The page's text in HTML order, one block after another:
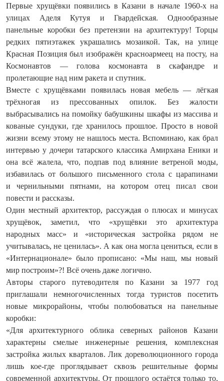
Первые хрущёвки появились в Казани в начале 1960-х на
улицах Аделя Кутуя и Гвардейская. Однообразные
панельные коробки без претензии на архитектуру! Торцы
редких пятиэтажек украшались мозаикой. Так, на улице
Красная Позиция был изображён красноармеец на посту, на
Космонавтов — голова космонавта в скафандре и
пролетающие над ним ракета и спутник.
Вместе с хрущёвками появилась новая мебель — лёгкая
трёхногая из прессованных опилок. Без жалости
выбрасывались на помойку бабушкины шкафы из массива и
кованые сундуки, где хранилось прошлое. Просто в новой
жизни всему этому не нашлось места. Вспоминаю, как брал
интервью у дочери татарского классика Амирхана Еники и
она всё жалела, что, подпав под влияние ветреной моды,
избавилась от большого письменного стола с царапинами
и чернильными пятнами, на котором отец писал свои
повести и рассказы.
Один местный архитектор, рассуждая о плюсах и минусах
хрущёвок, заметил, что «хрущёвки это архитектура
народных масс» и «историческая застройка рядом не
учитывалась, не ценилась». А как она могла цениться, если в
«Интернационале» было прописано: «Мы наш, мы новый
мир построим»?! Всё очень даже логично.
Авторы старого путеводителя по Казани за 1977 год
приглашали немногочисленных тогда туристов посетить
новые микрорайоны, чтобы полюбоваться на панельные
коробки:
«Для архитектурного облика северных районов Казани
характерны смелые инженерные решения, комплексная
застройка жилых кварталов. Лик дореволюционного города
лишь кое-где проглядывает сквозь решительные формы
современной архитектуры. От прошлого остаётся только то,